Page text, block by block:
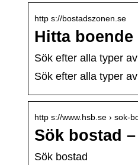
http s://bostadszonen.se
Hitta
Sök efter alla typer
Sök efter alla typer
http s://www.hsb.se › sok-
Sök bostad
Sök bostad